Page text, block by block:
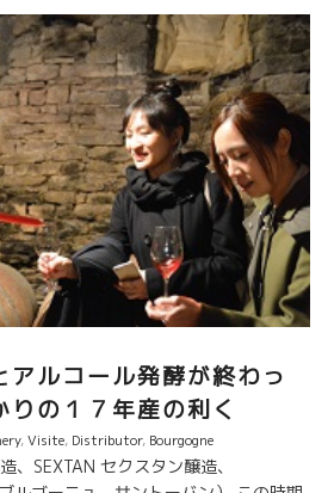
ーのスタンドは息子のトマが担当。ま
感ありながら、それを果実で包むマル
のワインだ。 ★Catherine
ナールの2017年、まだ出来上がってな
ャンのキュヴェは素晴らしい味わい！
シュなカトリーヌの人柄がまさに出て
de mon iPhone
タリである。 勿論、出汁系の和食には
アルコール発酵が終わっ
の１７年産の利く
,Visite, Distributor, Bourgogne
、SEXTAN セクスタン醸造、